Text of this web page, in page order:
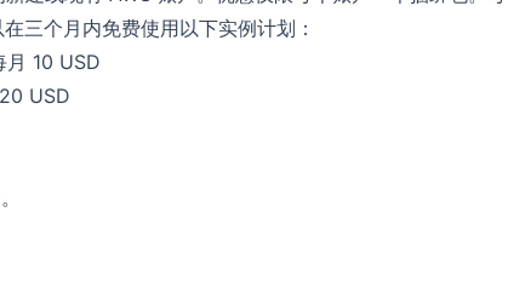
三个月内免费使用以下实例计划：
10 USD
USD